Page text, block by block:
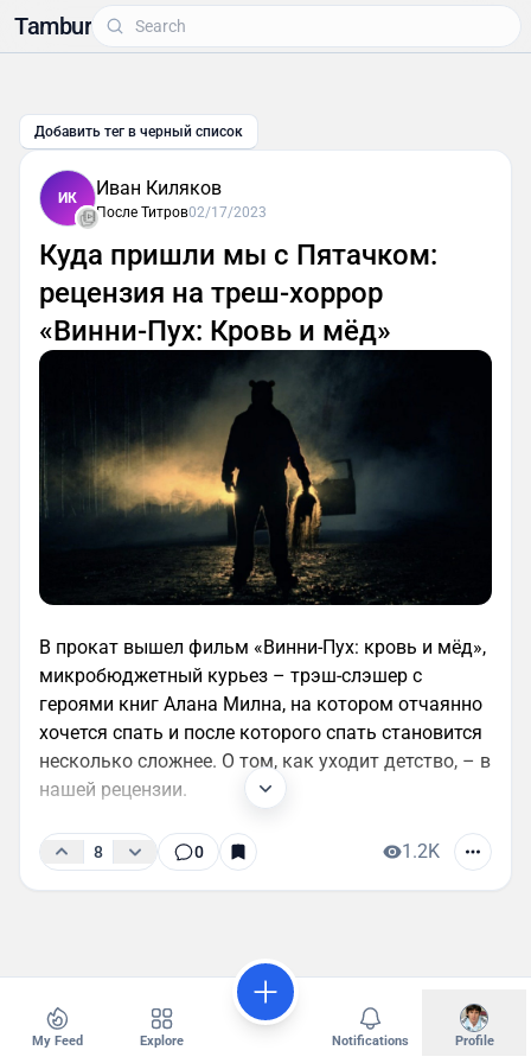
Tambur
Добавить тег в черный список
ИК Иван Киляков
После Титров02/17/2023
Куда пришли мы с Пятачком:
рецензия на треш-хоррор
«Винни-Пух: Кровь и мёд»
В прокат вышел фильм «Винни-Пух: кровь и мёд»,
микробюджетный курьез – трэш-слэшер с
героями книг Алана Милна, на котором отчаянно
хочется спать и после которого спать становится
несколько сложнее. О том, как уходит детство, – в
нашей рецензии.
8 0 1.2K
My Feed Explore Notifications Profile